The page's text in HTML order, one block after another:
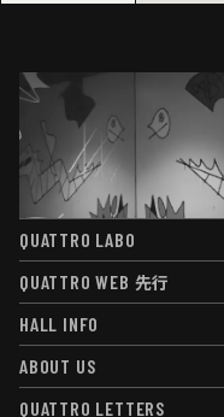
QUATTRO LABO
QUATTRO LABO
QUATTRO WEB 先行
QUATTRO WEB先行
HALL INFO
HALL INFO
ABOUT US
ABOUT US
QUATTRO LETTERS